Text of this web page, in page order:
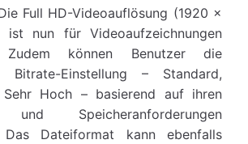
Full HD-Videoauflösung (1920 ×
ist nun für Videoaufzeichnungen
Zudem können Benutzer die
Bitrate-Einstellung – Standard,
Hoch – basierend auf ihren
und Speicheranforderungen
Das Dateiformat kann ebenfalls